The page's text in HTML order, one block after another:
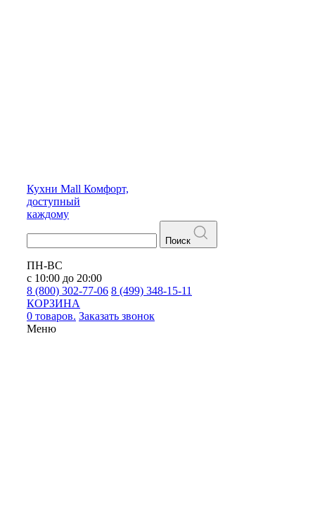
Кухни Mall Комфорт,
доступный
каждому
Поиск
ПН-ВС
с 10:00 до 20:00
8 (800) 302-77-06 8 (499) 348-15-11
КОРЗИНА
0 товаров. Заказать звонок
Меню